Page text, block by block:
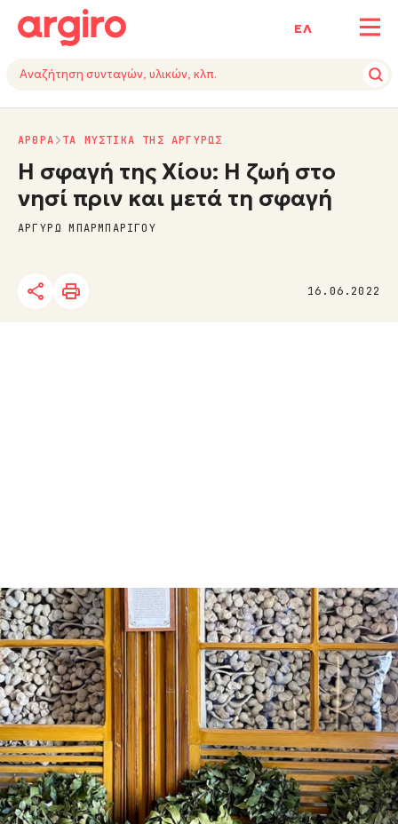
ΕΛ
16.06.2022
ΑΡΘΡΑ ΤΑ ΜΥΣΤΙΚΑ ΤΗΣ ΑΡΓΥΡΩΣ
Η σφαγή της Χίου: Η ζωή στο
νησί πριν και μετά τη σφαγή
ΑΡΓΥΡΩ ΜΠΑΡΜΠΑΡΙΓΟΥ
Το ημερολόγιο έδειχνε 30 Μαρτίου του 1822. Τότε
γράφτηκε μία από τις μελανότερες σελίδες στην
ιστορία της Ελληνικής Επανάστασης. Η κατάπνιξη
της εξέγερσης των Ελλήνων στο νησί της Χίου και η
σφαγή δεκάδων χιλιάδων κατοίκων από τους
Οθωμανούς Τούρκους. Ένα γεγονός που
πυροδότησε κύμα συμπαράστασης και
φιλελληνισμού σε ολόκληρη την Ευρώπη. Το πώς
όμως εξελιχτήκαν τα γεγονότα και πώς έφτασε να